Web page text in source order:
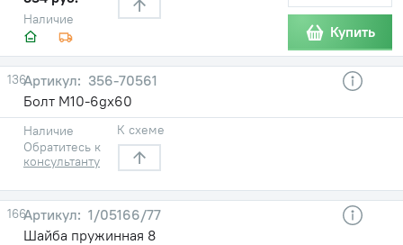
Наличие
Купить
136
356-70561
Болт М10-6gх60
Наличие
Обратитесь к
консультанту
К схеме
166
1/05166/77
Шайба пружинная 8